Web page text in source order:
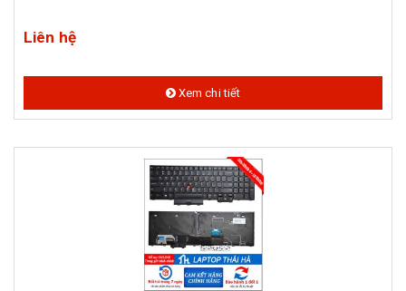
Liên hệ
Xem chi tiết